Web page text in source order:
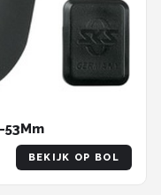
BEKIJK OP BOL